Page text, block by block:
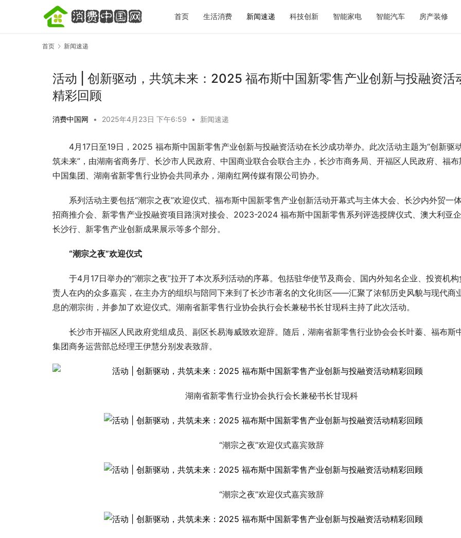
首页 生活消费 新闻速递 科技创新 智能家电 智能汽车 房产装修
首页 新闻速递
活动 | 创新驱动，共筑未来：2025 福布斯中国新零售产业创新与投融资活
精彩回顾
消费中国网 • 2025年4月23日 下午6:59 • 新闻速递
4月17日至19日，2025 福布斯中国新零售产业创新与投融资活动在长沙成功举办。此次活动主题为“创新驱
筑未来”，由湖南省商务厅、长沙市人民政府、中国商业联合会联合主办，长沙市商务局、开福区人民政府、福布
中国集团、湖南省新零售行业协会共同承办，湖南红网传媒有限公司协办。
系列活动主要包括“潮宗之夜”欢迎仪式、福布斯中国新零售产业创新活动开幕式与主体大会、长沙内外贸一
招商推介会、新零售产业投融资项目路演对接会、2023-2024 福布斯中国新零售系列评选授牌仪式、澳大利亚
长沙行、新零售产业创新成果展示等多个部分。
“潮宗之夜”欢迎仪式
于4月17日举办的“潮宗之夜”拉开了本次系列活动的序幕。包括驻华使节及商会、国内外知名企业、投资机构
责人在内的众多嘉宾，在主办方的组织与陪同下来到了长沙市著名的文化街区——汇聚了浓郁历史风貌与现代商
息的潮宗街，并参加了欢迎仪式。湖南省新零售行业协会执行会长兼秘书长甘现科主持了此次活动。
长沙市开福区人民政府党组成员、副区长易海威致欢迎辞。随后，湖南省新零售行业协会会长叶蓁、福布斯
集团商务运营部总经理王伊慧分别发表致辞。
湖南省新零售行业协会执行会长兼秘书长甘现科
“潮宗之夜”欢迎仪式嘉宾致辞
“潮宗之夜”欢迎仪式嘉宾致辞
完再决定去不去
标准答案，重新定义秋日仪式感